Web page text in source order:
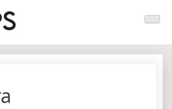
en Latinoamérica y el caribe